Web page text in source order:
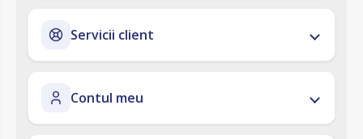
Servicii client
Contul meu